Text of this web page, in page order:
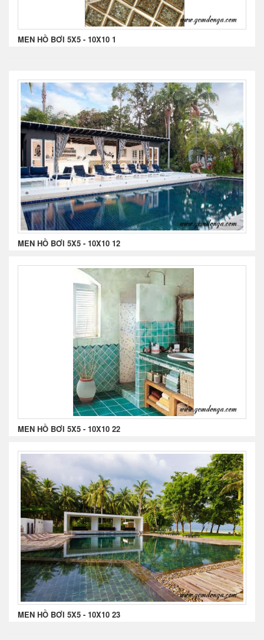
MEN HỒ BƠI 5X5 - 10X10 1
MEN HỒ BƠI 5X5 - 10X10 12
MEN HỒ BƠI 5X5 - 10X10 22
MEN HỒ BƠI 5X5 - 10X10 23